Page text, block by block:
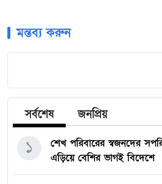
মন্তব্য করুন
সর্বশেষ জনপ্রিয়
শেখ পরিবারের স্বজনদের
এড়িয়ে বেশির ভাগই বিদেশে
১